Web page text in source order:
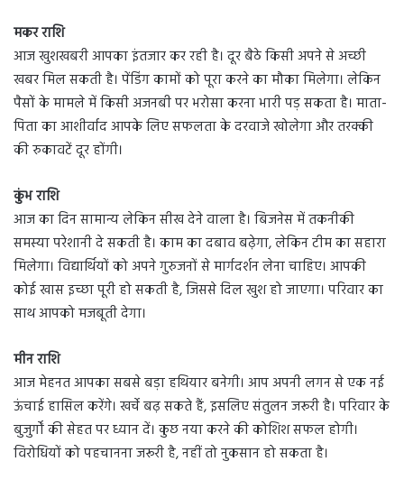
मकर राशि
आज खुशखबरी आपका इंतजार कर रही है। दूर बैठे किसी अपने से अच्छी
खबर मिल सकती है। पेंडिंग कामों को पूरा करने का मौका मिलेगा। लेकिन
पैसों के मामले में किसी अजनबी पर भरोसा करना भारी पड़ सकता है। माता-
पिता का आशीर्वाद आपके लिए सफलता के दरवाजे खोलेगा और तरक्की
की रुकावटें दूर होंगी।
कुंभ राशि
आज का दिन सामान्य लेकिन सीख देने वाला है। बिजनेस में तकनीकी
समस्या परेशानी दे सकती है। काम का दबाव बढ़ेगा, लेकिन टीम का सहारा
मिलेगा। विद्यार्थियों को अपने गुरुजनों से मार्गदर्शन लेना चाहिए। आपकी
कोई खास इच्छा पूरी हो सकती है, जिससे दिल खुश हो जाएगा। परिवार का
साथ आपको मजबूती देगा।
मीन राशि
आज मेहनत आपका सबसे बड़ा हथियार बनेगी। आप अपनी लगन से एक नई
ऊंचाई हासिल करेंगे। खर्चे बढ़ सकते हैं, इसलिए संतुलन जरूरी है। परिवार के
बुजुर्गों की सेहत पर ध्यान दें। कुछ नया करने की कोशिश सफल होगी।
विरोधियों को पहचानना जरूरी है, नहीं तो नुकसान हो सकता है।